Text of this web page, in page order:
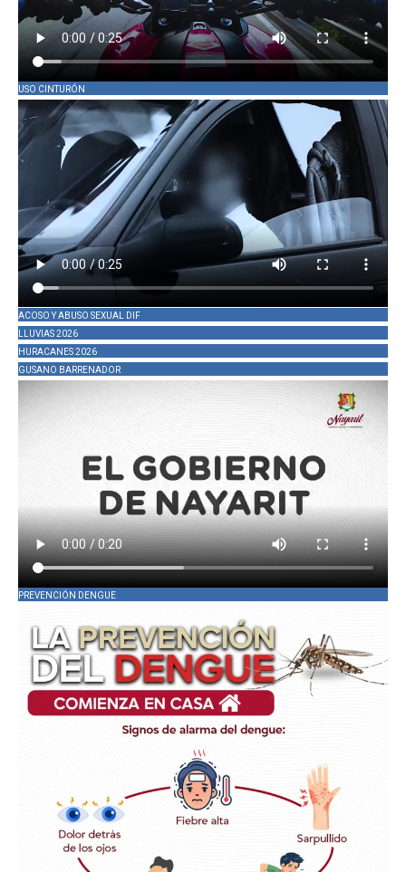
USO CINTURÓN
ACOSO Y ABUSO SEXUAL DIF
LLUVIAS 2026
HURACANES 2026
GUSANO BARRENADOR
PREVENCIÓN DENGUE